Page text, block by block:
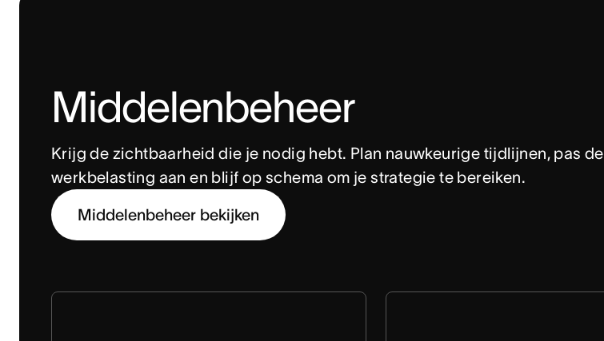
Middelenbeheer
Krijg de zichtbaarheid die je nodig hebt. Plan nauwkeurige tijdlijnen, pas de
werkbelasting aan en blijf op schema om je strategie te bereiken.
Middelenbeheer bekijken